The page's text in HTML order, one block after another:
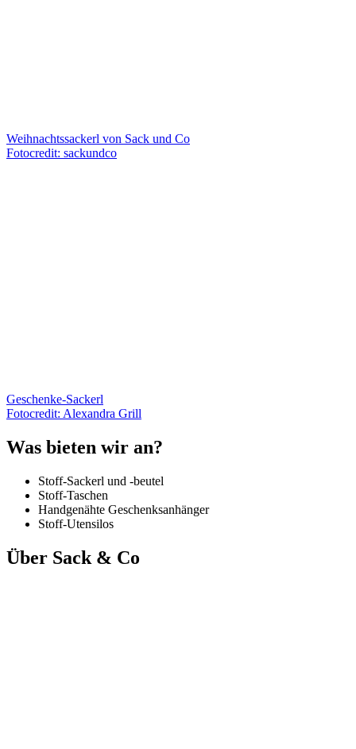
Weihnachtssackerl von Sack und Co
Fotocredit: sackundco
Geschenke-Sackerl
Fotocredit: Alexandra Grill
Was bieten wir an?
Stoff-Sackerl und -beutel
Stoff-Taschen
Handgenähte Geschenksanhänger
Stoff-Utensilos
Über Sack & Co